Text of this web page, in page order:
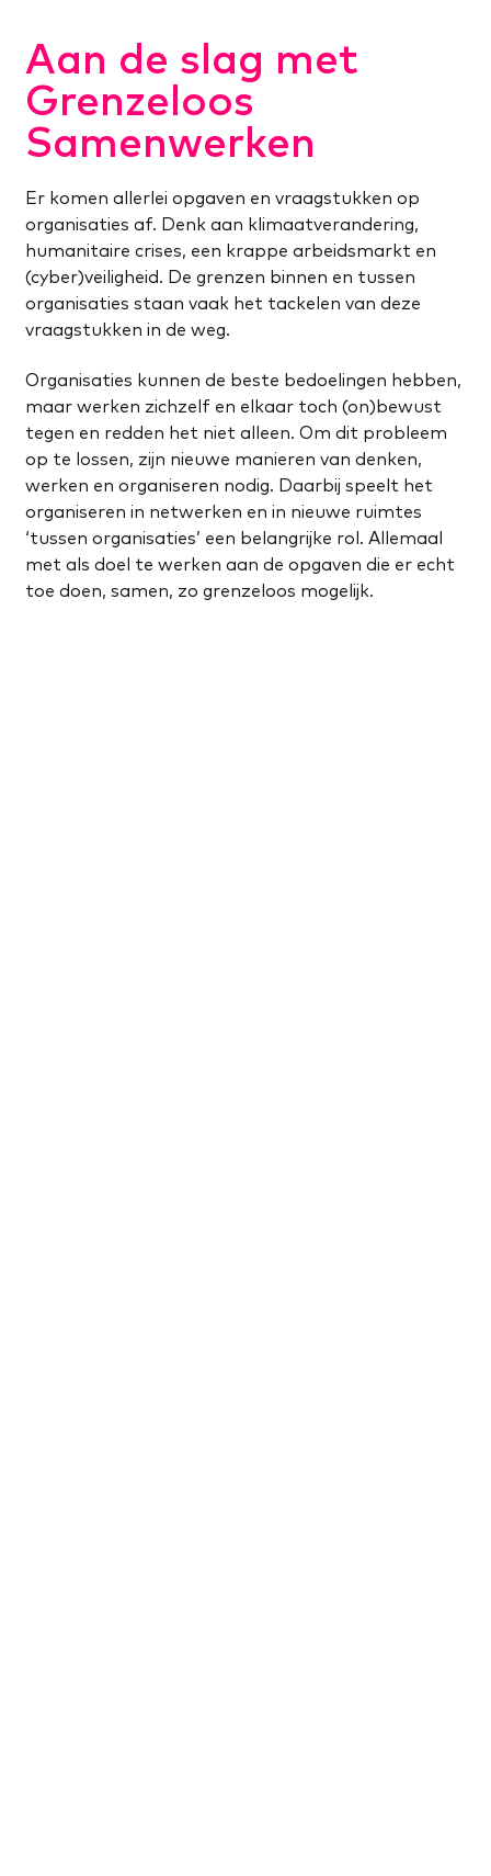
Aan de slag met
Grenzeloos
Samenwerken
Er komen allerlei opgaven en vraagstukken op
organisaties af. Denk aan klimaatverandering,
humanitaire crises, een krappe arbeidsmarkt en
(cyber)veiligheid. De grenzen binnen en tussen
organisaties staan vaak het tackelen van deze
vraagstukken in de weg.
Organisaties kunnen de beste bedoelingen hebben,
maar werken zichzelf en elkaar toch (on)bewust
tegen en redden het niet alleen. Om dit probleem
op te lossen, zijn nieuwe manieren van denken,
werken en organiseren nodig. Daarbij speelt het
organiseren in netwerken en in nieuwe ruimtes
‘tussen organisaties’ een belangrijke rol. Allemaal
met als doel te werken aan de opgaven die er echt
toe doen, samen, zo grenzeloos mogelijk.